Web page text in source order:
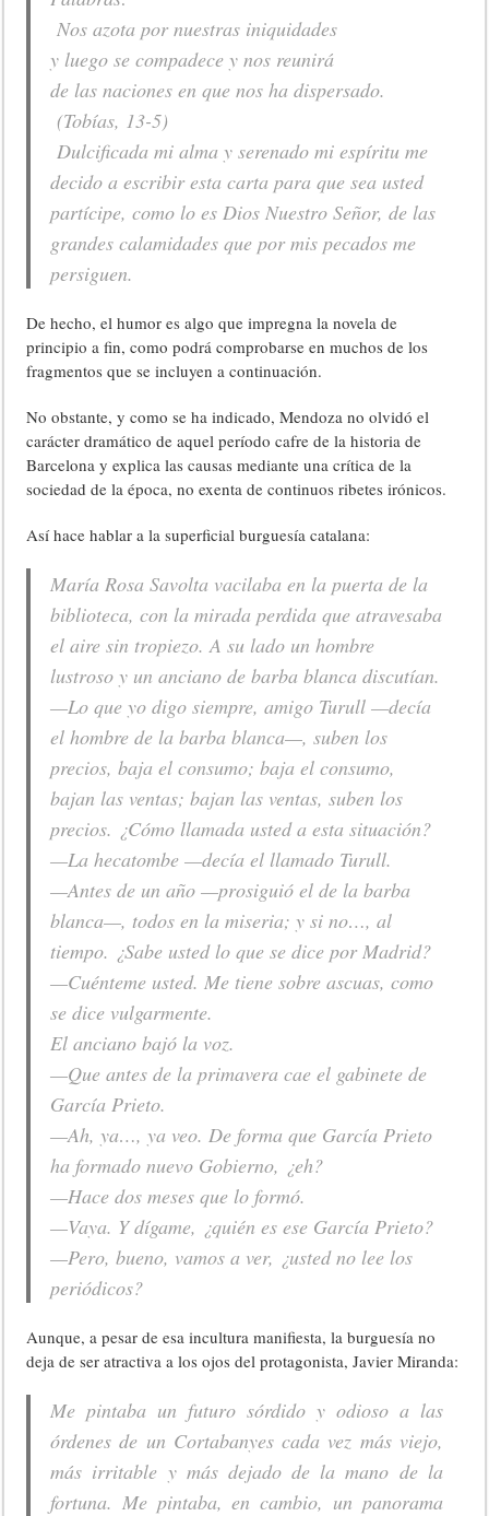
Nos azota por nuestras iniquidades
y luego se compadece y nos reunirá
de las naciones en que nos ha dispersado.
(Tobías, 13-5)
Dulcificada mi alma y serenado mi espíritu me
decido a escribir esta carta para que sea usted
partícipe, como lo es Dios Nuestro Señor, de las
grandes calamidades que por mis pecados me
persiguen.
De hecho, el humor es algo que impregna la novela de
principio a fin, como podrá comprobarse en muchos de los
fragmentos que se incluyen a continuación.
No obstante, y como se ha indicado, Mendoza no olvidó el
carácter dramático de aquel período cafre de la historia de
Barcelona y explica las causas mediante una crítica de la
sociedad de la época, no exenta de continuos ribetes irónicos.
Así hace hablar a la superficial burguesía catalana:
María Rosa Savolta vacilaba en la puerta de la
biblioteca, con la mirada perdida que atravesaba
el aire sin tropiezo. A su lado un hombre
lustroso y un anciano de barba blanca discutían.
—Lo que yo digo siempre, amigo Turull —decía
el hombre de la barba blanca—, suben los
precios, baja el consumo; baja el consumo,
bajan las ventas; bajan las ventas, suben los
precios. ¿Cómo llamada usted a esta situación?
—La hecatombe —decía el llamado Turull.
—Antes de un año —prosiguió el de la barba
blanca—, todos en la miseria; y si no…, al
tiempo. ¿Sabe usted lo que se dice por Madrid?
—Cuénteme usted. Me tiene sobre ascuas, como
se dice vulgarmente.
El anciano bajó la voz.
—Que antes de la primavera cae el gabinete de
García Prieto.
—Ah, ya…, ya veo. De forma que García Prieto
ha formado nuevo Gobierno, ¿eh?
—Hace dos meses que lo formó.
—Vaya. Y dígame, ¿quién es ese García Prieto?
—Pero, bueno, vamos a ver, ¿usted no lee los
periódicos?
Aunque, a pesar de esa incultura manifiesta, la burguesía no
deja de ser atractiva a los ojos del protagonista, Javier Miranda:
Me pintaba un futuro sórdido y odioso a las
órdenes de un Cortabanyes cada vez más viejo,
más irritable y más dejado de la mano de la
fortuna. Me pintaba, en cambio, un panorama